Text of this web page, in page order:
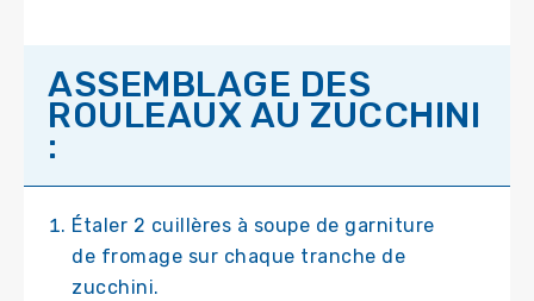
ASSEMBLAGE DES
ROULEAUX AU ZUCCHINI
:
Étaler 2 cuillères à soupe de garniture
de fromage sur chaque tranche de
zucchini.